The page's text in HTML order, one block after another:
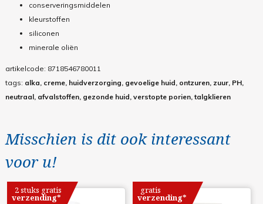
conserveringsmiddelen
kleurstoffen
siliconen
minerale oliën
artikelcode: 8718546780011
tags: alka, creme, huidverzorging, gevoelige huid, ontzuren, zuur, PH,
neutraal, afvalstoffen, gezonde huid, verstopte porien, talgklieren
Misschien is dit ook interessant
voor u!
2 stuks gratis
verzending*
gratis
verzending*